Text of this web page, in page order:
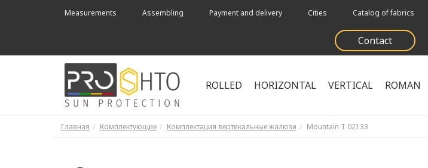
Measurements Assembling Payment and delivery Cities Catalog of fabrics
Contact
ROLLED HORIZONTAL VERTICAL ROMAN
Главная Комплектующие Комплектация вертикальные жалюзи Mountain T 02133